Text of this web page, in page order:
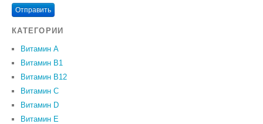
Отправить
КАТЕГОРИИ
Витамин A
Витамин B1
Витамин B12
Витамин C
Витамин D
Витамин Е